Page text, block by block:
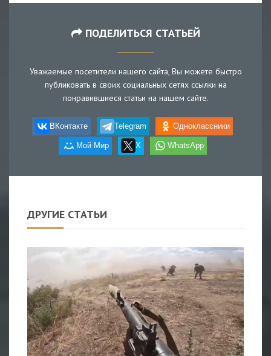
ПОДЕЛИТЬСЯ СТАТЬЕЙ
Уважаемые посетители нашего сайта, Вы можете быстро
публиковать в своих социальных сетях ссылки на
понравившиеся статьи на нашем сайте.
ВКонтакте Telegram Одноклассники
Мой Мир X WhatsApp
ДРУГИЕ СТАТЬИ